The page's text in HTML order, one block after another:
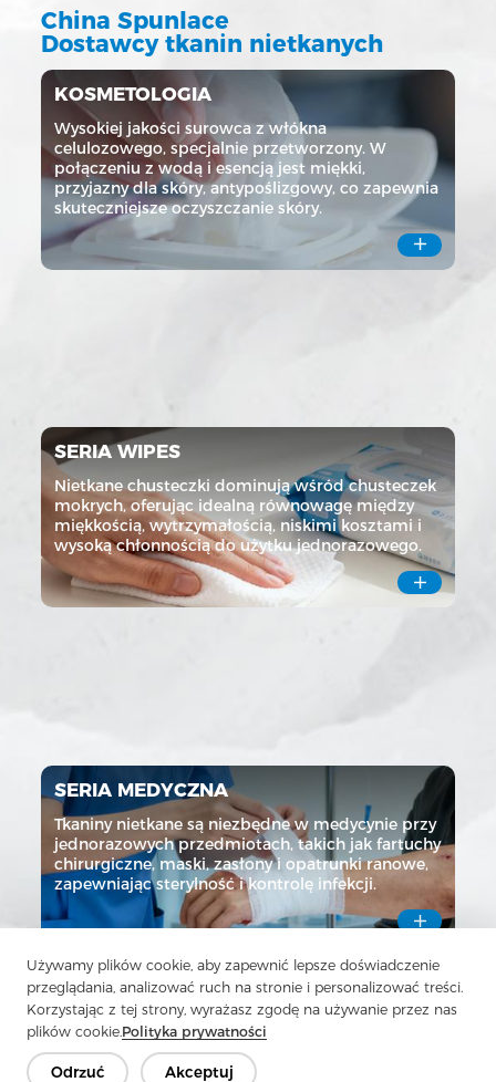
Używamy plików cookie, aby zapewnić lepsze doświadczenie
przeglądania, analizować ruch na stronie i personalizować treści.
Korzystając z tej strony, wyrażasz zgodę na używanie przez nas
plików cookie.Polityka prywatności
Odrzuć Akceptuj
China Spunlace
Dostawcy tkanin nietkanych
KOSMETOLOGIA
Wysokiej jakości surowca z włókna
celulozowego, specjalnie przetworzony. W
połączeniu z wodą i esencją jest miękki,
przyjazny dla skóry, antypoślizgowy, co zapewnia
skuteczniejsze oczyszczanie skóry.

SERIA WIPES
Nietkane chusteczki dominują wśród chusteczek
mokrych, oferując idealną równowagę między
miękkością, wytrzymałością, niskimi kosztami i
wysoką chłonnością do użytku jednorazowego.

SERIA MEDYCZNA
Tkaniny nietkane są niezbędne w medycynie przy
jednorazowych przedmiotach, takich jak fartuchy
chirurgiczne, maski, zasłony i opatrunki ranowe,
zapewniając sterylność i kontrolę infekcji.
